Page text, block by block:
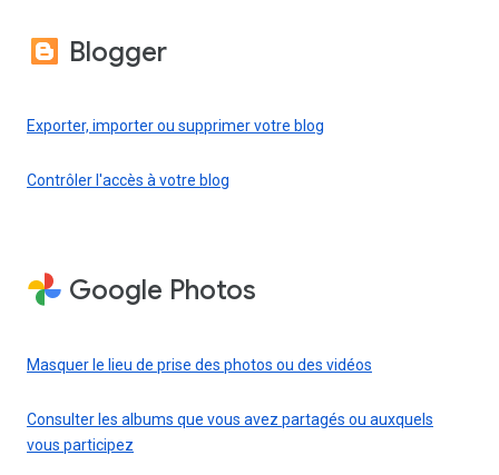
Blogger
Exporter, importer ou supprimer votre blog
Contrôler l'accès à votre blog
Google Photos
Masquer le lieu de prise des photos ou des vidéos
Consulter les albums que vous avez partagés ou auxquels
vous participez